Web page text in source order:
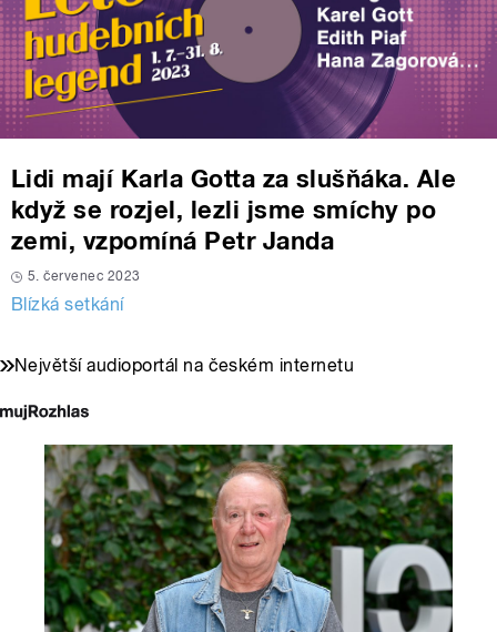
Lidi mají Karla Gotta za slušňáka. Ale
když se rozjel, lezli jsme smíchy po
zemi, vzpomíná Petr Janda
5. červenec 2023
Blízká setkání
Největší audioportál na českém internetu